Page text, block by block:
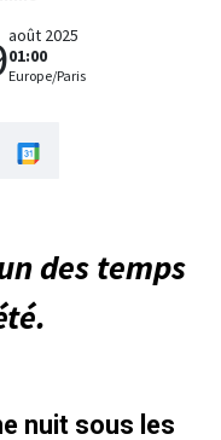
août 2025
01:00
Europe/Paris
des temps
nuit sous les